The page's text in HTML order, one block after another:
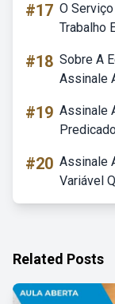
#17 O
Trabalho
#18 Sobre A
Assinale
#19 Assinale
#20 Assinale
Variável
Related Posts